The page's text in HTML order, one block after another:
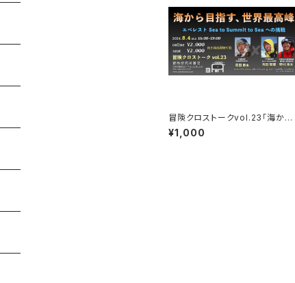
冒険クロストークvol.23「海から
目指す、世界最高峰」録画視聴権
¥1,000